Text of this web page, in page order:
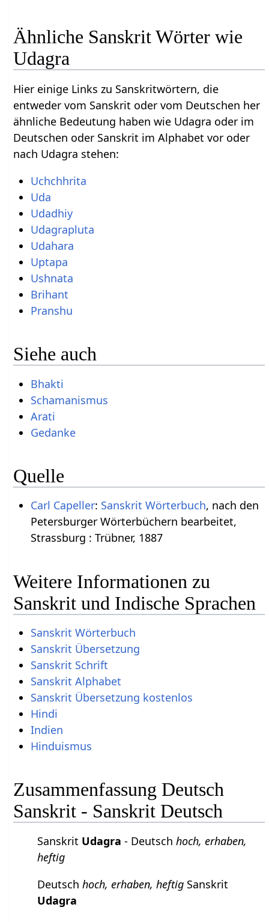
Ähnliche Sanskrit Wörter wie
Udagra
Hier einige Links zu Sanskritwörtern, die
entweder vom Sanskrit oder vom Deutschen her
ähnliche Bedeutung haben wie Udagra oder im
Deutschen oder Sanskrit im Alphabet vor oder
nach Udagra stehen:
Uchchhrita
Uda
Udadhiy
Udagrapluta
Udahara
Uptapa
Ushnata
Brihant
Pranshu
Siehe auch
Bhakti
Schamanismus
Arati
Gedanke
Quelle
Carl Capeller: Sanskrit Wörterbuch, nach den
Petersburger Wörterbüchern bearbeitet,
Strassburg : Trübner, 1887
Weitere Informationen zu
Sanskrit und Indische Sprachen
Sanskrit Wörterbuch
Sanskrit Übersetzung
Sanskrit Schrift
Sanskrit Alphabet
Sanskrit Übersetzung kostenlos
Hindi
Indien
Hinduismus
Zusammenfassung Deutsch
Sanskrit - Sanskrit Deutsch
Sanskrit Udagra - Deutschhoch, erhaben,
heftig
Deutschhoch, erhaben, heftig Sanskrit
Udagra